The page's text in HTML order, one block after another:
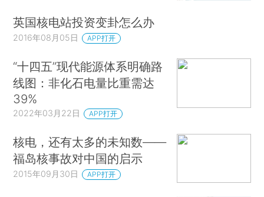
英国核电站投资变卦怎么办
2016年08月05日 APP打开
“十四五”现代能源体系明确路
线图：非化石电量比重需达
39%
2022年03月22日 APP打开
核电，还有太多的未知数——
福岛核事故对中国的启示
2015年09月30日 APP打开